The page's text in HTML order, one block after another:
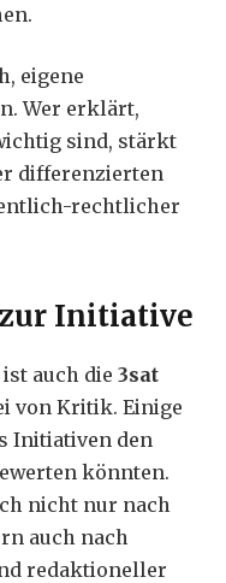
eigene
Wer erklärt,
sind, stärkt
differenzierten
rechtlicher
Initiative
auch die 3sat
von Kritik. Einige
Initiativen den
könnten.
nicht nur nach
auch nach
redaktioneller